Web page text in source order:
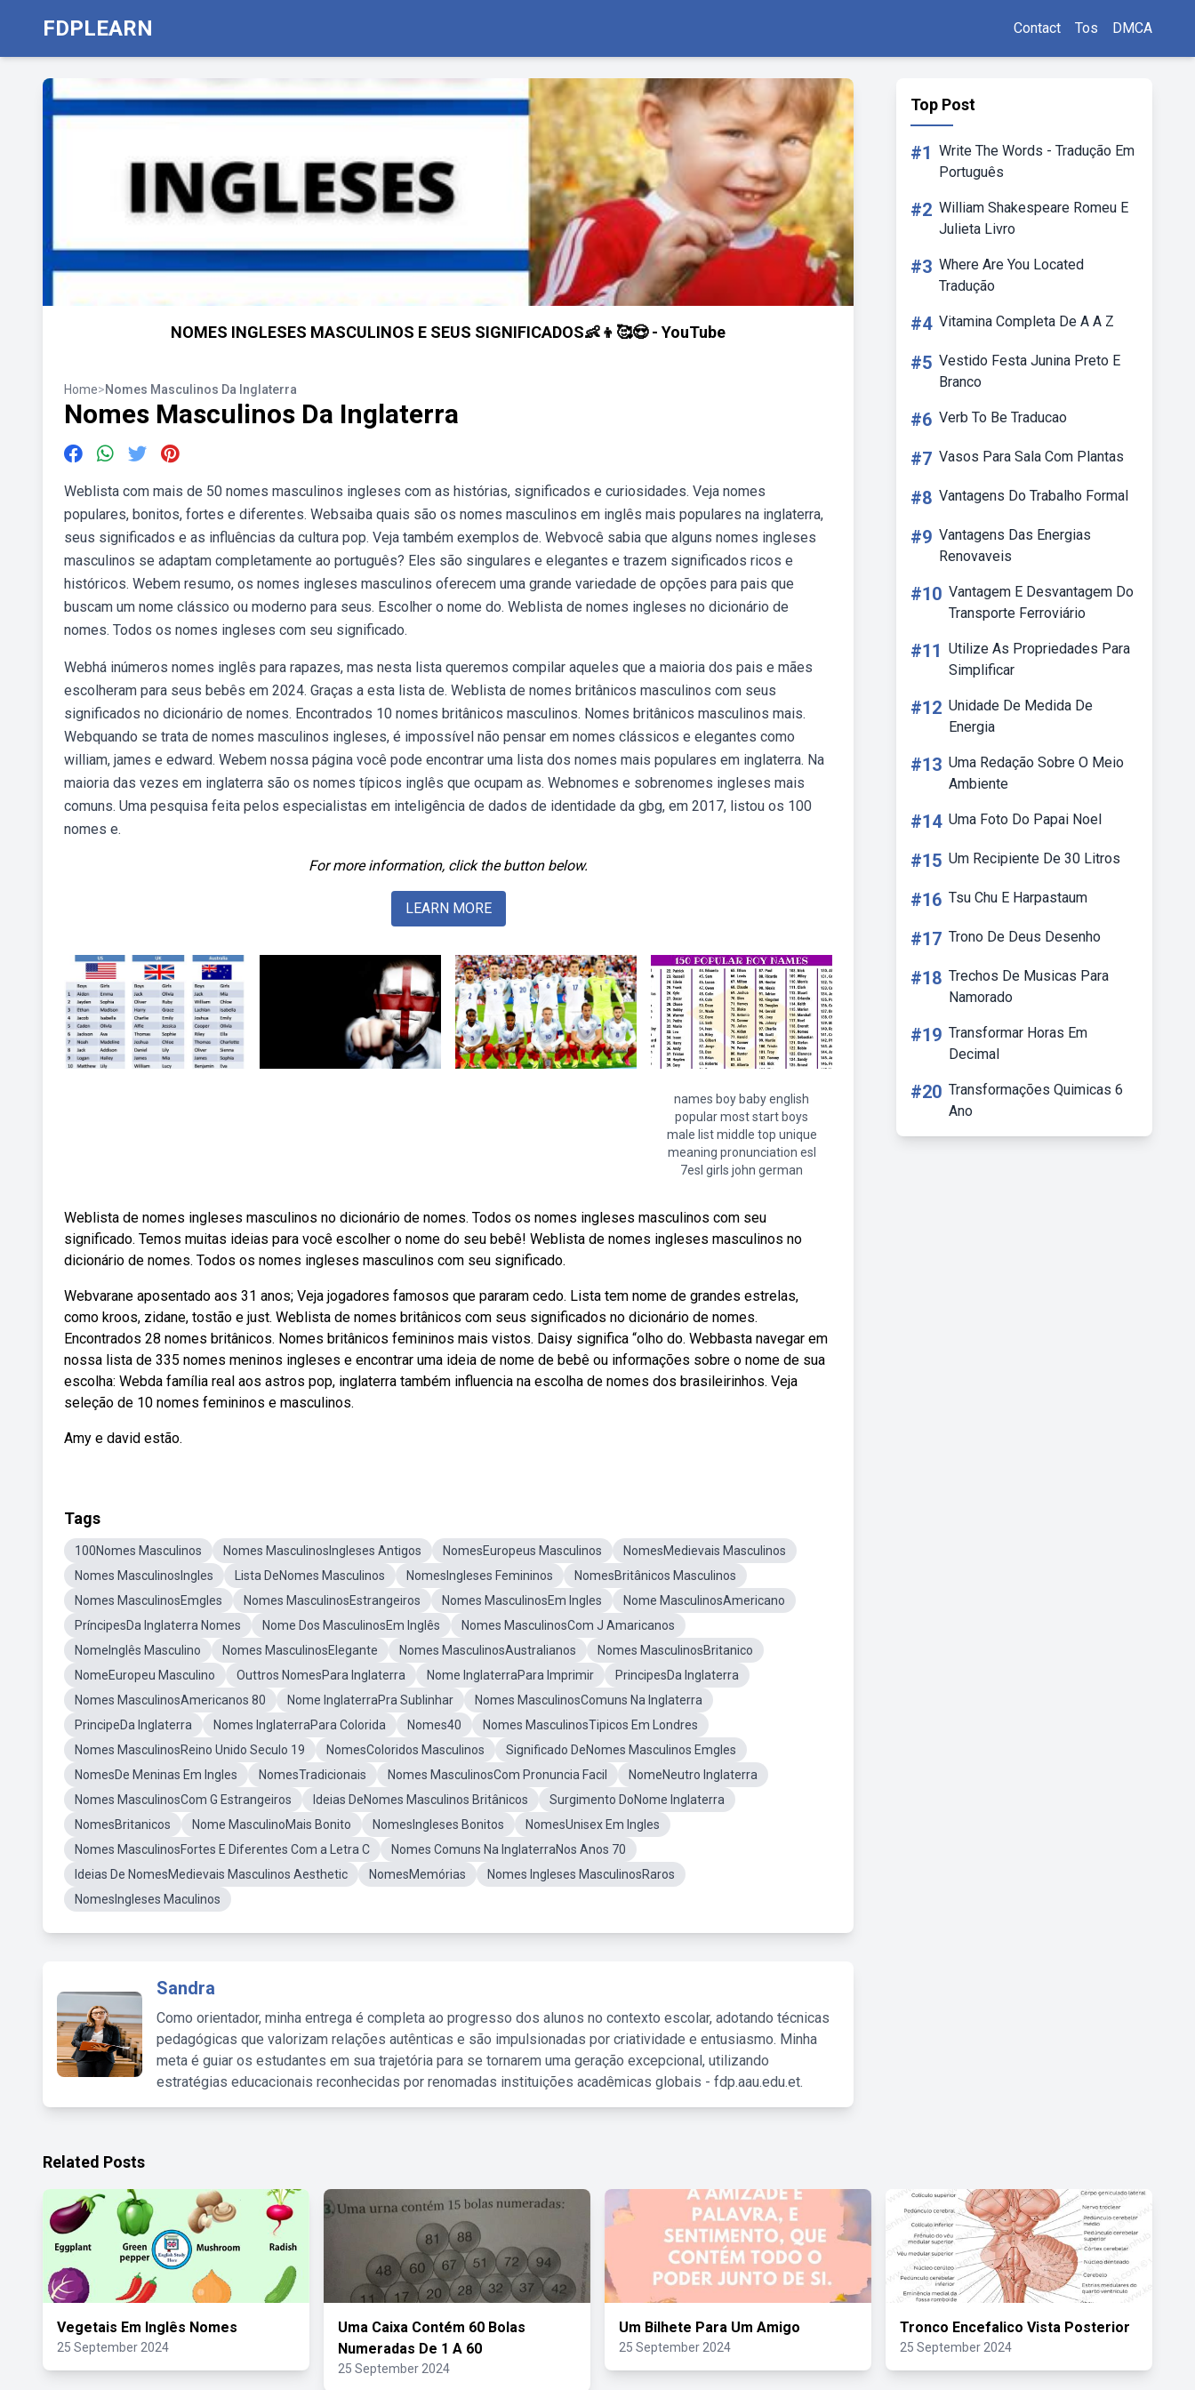
FDPLEARN Contact Tos DMCA
NOMES INGLESES MASCULINOS E SEUS SIGNIFICADOS👶👦🥰😍 - YouTube
Home>Nomes Masculinos Da Inglaterra
Nomes Masculinos Da Inglaterra
Weblista com mais de 50 nomes masculinos ingleses com as histórias, significados e curiosidades. Veja nomes
populares, bonitos, fortes e diferentes. Websaiba quais são os nomes masculinos em inglês mais populares na inglaterra,
seus significados e as influências da cultura pop. Veja também exemplos de. Webvocê sabia que alguns nomes ingleses
masculinos se adaptam completamente ao português? Eles são singulares e elegantes e trazem significados ricos e
históricos. Webem resumo, os nomes ingleses masculinos oferecem uma grande variedade de opções para pais que
buscam um nome clássico ou moderno para seus. Escolher o nome do. Weblista de nomes ingleses no dicionário de
nomes. Todos os nomes ingleses com seu significado.
Webhá inúmeros nomes inglês para rapazes, mas nesta lista queremos compilar aqueles que a maioria dos pais e mães
escolheram para seus bebês em 2024. Graças a esta lista de. Weblista de nomes britânicos masculinos com seus
significados no dicionário de nomes. Encontrados 10 nomes britânicos masculinos. Nomes britânicos masculinos mais.
Webquando se trata de nomes masculinos ingleses, é impossível não pensar em nomes clássicos e elegantes como
william, james e edward. Webem nossa página você pode encontrar uma lista dos nomes mais populares em inglaterra. Na
maioria das vezes em inglaterra são os nomes típicos inglês que ocupam as. Webnomes e sobrenomes ingleses mais
comuns. Uma pesquisa feita pelos especialistas em inteligência de dados de identidade da gbg, em 2017, listou os 100
nomes e.
For more information, click the button below.
LEARN MORE
names boy baby english
popular most start boys
male list middle top unique
meaning pronunciation esl
7esl girls john german
Weblista de nomes ingleses masculinos no dicionário de nomes. Todos os nomes ingleses masculinos com seu
significado. Temos muitas ideias para você escolher o nome do seu bebê! Weblista de nomes ingleses masculinos no
dicionário de nomes. Todos os nomes ingleses masculinos com seu significado.
Webvarane aposentado aos 31 anos; Veja jogadores famosos que pararam cedo. Lista tem nome de grandes estrelas,
como kroos, zidane, tostão e just. Weblista de nomes britânicos com seus significados no dicionário de nomes.
Encontrados 28 nomes britânicos. Nomes britânicos femininos mais vistos. Daisy significa “olho do. Webbasta navegar em
nossa lista de 335 nomes meninos ingleses e encontrar uma ideia de nome de bebê ou informações sobre o nome de sua
escolha: Webda família real aos astros pop, inglaterra também influencia na escolha de nomes dos brasileirinhos. Veja
seleção de 10 nomes femininos e masculinos.
Amy e david estão.
Tags
100Nomes Masculinos Nomes MasculinosIngleses Antigos NomesEuropeus Masculinos
NomesMedievais Masculinos
Nomes MasculinosIngles
Lista DeNomes Masculinos NomesIngleses Femininos
NomesBritânicos Masculinos
Nomes MasculinosEmgles
Nomes MasculinosEstrangeiros Nomes MasculinosEm Ingles
Nome MasculinosAmericano
PríncipesDa Inglaterra Nomes
Nome Dos MasculinosEm Inglês
Nomes MasculinosCom J Amaricanos
NomeInglês Masculino
Nomes MasculinosElegante Nomes MasculinosAustralianos
Nomes MasculinosBritanico
NomeEuropeu Masculino
Outtros NomesPara Inglaterra Nome InglaterraPara Imprimir
PrincipesDa Inglaterra
Nomes MasculinosAmericanos 80
Nome InglaterraPra Sublinhar
Nomes MasculinosComuns Na Inglaterra
PrincipeDa Inglaterra
Nomes InglaterraPara Colorida Nomes40
Nomes MasculinosTipicos Em Londres
Nomes MasculinosReino Unido Seculo 19
NomesColoridos Masculinos
Significado DeNomes Masculinos Emgles
NomesDe Meninas Em Ingles
NomesTradicionais Nomes MasculinosCom Pronuncia Facil
NomeNeutro Inglaterra
Nomes MasculinosCom G Estrangeiros
Ideias DeNomes Masculinos Britânicos
Surgimento DoNome Inglaterra
NomesBritanicos
Nome MasculinoMais Bonito NomesIngleses Bonitos
NomesUnisex Em Ingles
Nomes MasculinosFortes E Diferentes Com a Letra C
Nomes Comuns Na InglaterraNos Anos 70
Ideias De NomesMedievais Masculinos Aesthetic
NomesMemórias
Nomes Ingleses MasculinosRaros
NomesIngleses Maculinos
Sandra
Como orientador, minha entrega é completa ao progresso dos alunos no contexto escolar, adotando técnicas
pedagógicas que valorizam relações autênticas e são impulsionadas por criatividade e entusiasmo. Minha
meta é guiar os estudantes em sua trajetória para se tornarem uma geração excepcional, utilizando
estratégias educacionais reconhecidas por renomadas instituições acadêmicas globais - fdp.aau.edu.et.
Top Post
#1 Write The Words - Tradução Em
Português
#2 William Shakespeare Romeu E
Julieta Livro
#3 Where Are You Located
Tradução
#4 Vitamina Completa De A A Z
#5 Vestido Festa Junina Preto E
Branco
#6 Verb To Be Traducao
#7 Vasos Para Sala Com Plantas
#8 Vantagens Do Trabalho Formal
#9 Vantagens Das Energias
Renovaveis
#10 Vantagem E Desvantagem Do
Transporte Ferroviário
#11 Utilize As Propriedades Para
Simplificar
#12 Unidade De Medida De
Energia
#13 Uma Redação Sobre O Meio
Ambiente
#14 Uma Foto Do Papai Noel
#15 Um Recipiente De 30 Litros
#16 Tsu Chu E Harpastaum
#17 Trono De Deus Desenho
#18 Trechos De Musicas Para
Namorado
#19 Transformar Horas Em
Decimal
#20 Transformações Quimicas 6
Ano
Related Posts
Vegetais Em Inglês Nomes
25 September 2024
Uma Caixa Contém 60 Bolas
Numeradas De 1 A 60
25 September 2024
Um Bilhete Para Um Amigo
25 September 2024
Tronco Encefalico Vista Posterior
25 September 2024